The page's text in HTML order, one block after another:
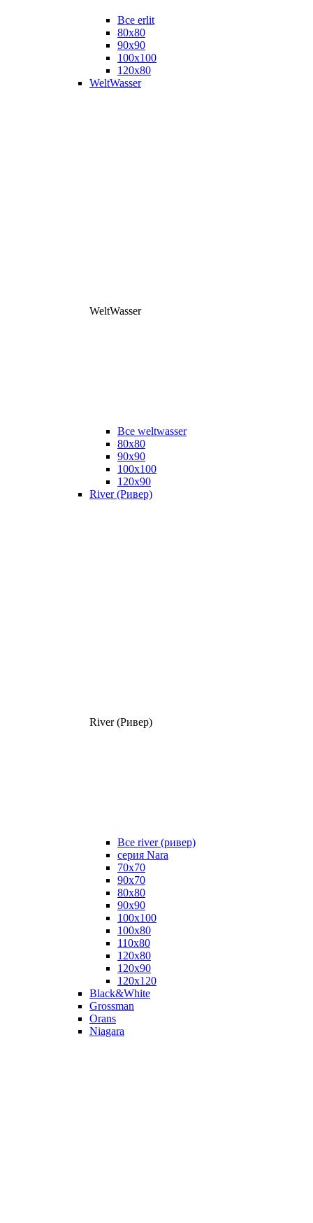
Все erlit
80x80
90x90
100x100
120x80
WeltWasser
WeltWasser
Все weltwasser
80x80
90x90
100x100
120x90
River (Ривер)
River (Ривер)
Все river (ривер)
серия Nara
70х70
90х70
80x80
90x90
100x100
100х80
110х80
120x80
120х90
120х120
Black&White
Grossman
Orans
Niagara